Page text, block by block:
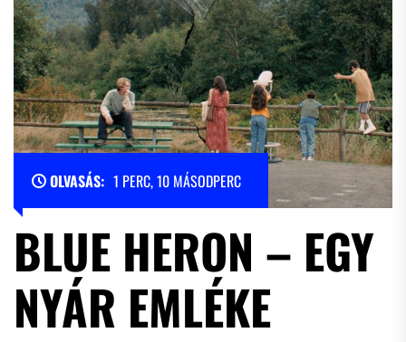
OLVASÁS: 1 PERC, 10 MÁSODPERC
BLUE HERON – EGY
NYÁR EMLÉKE